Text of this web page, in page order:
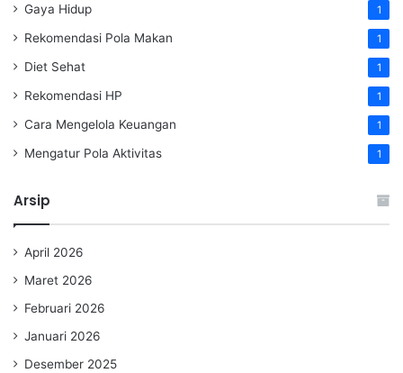
Gaya Hidup 1
Rekomendasi Pola Makan 1
Diet Sehat 1
Rekomendasi HP 1
Cara Mengelola Keuangan 1
Mengatur Pola Aktivitas 1
Arsip
April 2026
Maret 2026
Februari 2026
Januari 2026
Desember 2025